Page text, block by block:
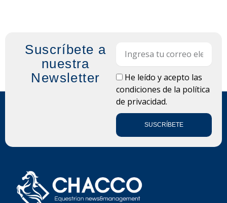
Suscríbete a
nuestra
Newsletter
LOPDHe leído y acepto las
condiciones de la política
de privacidad.
SUSCRÍBETE